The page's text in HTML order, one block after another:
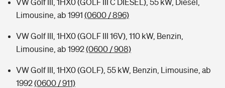
VW Golf III, 1HX0 (GOLF III C DIESEL), 55 kW, Diesel,
Limousine, ab 1991 (0600 / 896)
VW Golf III, 1HX0 (GOLF III 16V), 110 kW, Benzin,
Limousine, ab 1992(0600 / 908)
VW Golf III, 1HX0 (GOLF), 55 kW, Benzin, Limousine, ab
1992(0600 / 911)